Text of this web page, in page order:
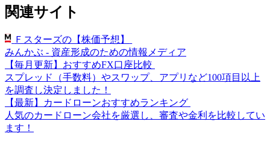
関連サイト
Ｆスターズの【株価予想】
みんかぶ - 資産形成のための情報メディア
【毎月更新】おすすめFX口座比較
スプレッド（手数料）やスワップ、アプリなど100項目以上
を調査し決定しました！
【最新】カードローンおすすめランキング
人気のカードローン会社を厳選し、審査や金利を比較してい
ます！